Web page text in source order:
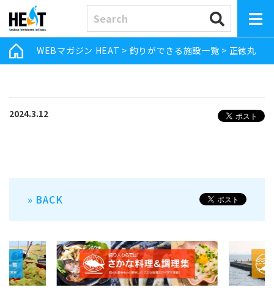
WEBマガジン HEAT > 釣りができる施設一覧 > 正徳丸
2024.3.12
» BACK